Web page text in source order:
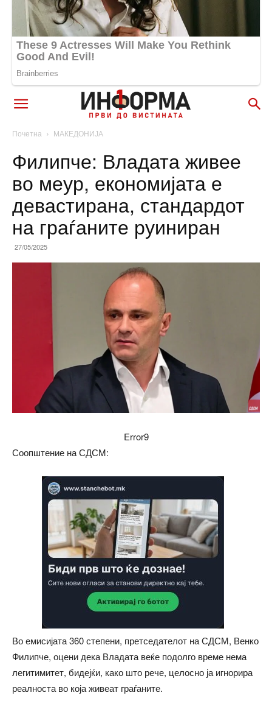
Почетна МАКЕДОНИЈА
Филипче: Владата живее
во меур, економијата е
девастирана, стандардот
на граѓаните руиниран
27/05/2025
Error9
Соопштение на СДСМ:
Во емисијата 360 степени, претседателот на СДСМ, Венко
Филипче, оцени дека Владата веќе подолго време нема
легитимитет, бидејќи, како што рече, целосно ја игнорира
реалноста во која живеат граѓаните.